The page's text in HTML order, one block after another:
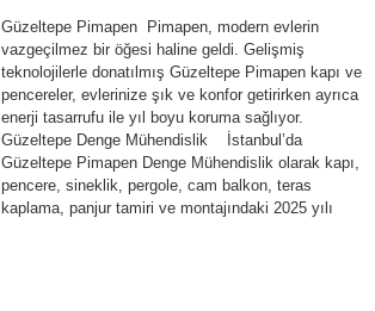
Güzeltepe Pimapen Pimapen, modern evlerin
vazgeçilmez bir öğesi haline geldi. Gelişmiş
teknolojilerle donatılmış Güzeltepe Pimapen kapı ve
pencereler, evlerinize şık ve konfor getirirken ayrıca
enerji tasarrufu ile yıl boyu koruma sağlıyor.
Güzeltepe Denge Mühendislik İstanbul’da
Güzeltepe Pimapen Denge Mühendislik olarak kapı,
pencere, sineklik, pergole, cam balkon, teras
kaplama, panjur tamiri ve montajındaki 2025 yılı